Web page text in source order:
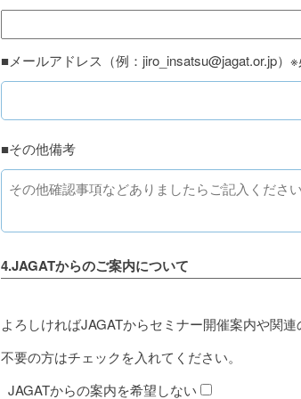
■メールアドレス（例：jiro_insatsu@jagat.or.jp）
■その他備考
4.JAGATからのご案内について
よろしければJAGATからセミナー開催案内や関連
不要の方はチェックを入れてください。
JAGATからの案内を希望しない